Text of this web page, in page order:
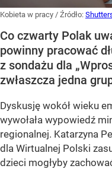
Kobieta w pracy / Źródło:
Co czwarty Polak
powinny pracować
z sondażu dla
zwłaszcza jedna
Dyskusję wokół wieku
wywołała wypowiedź
regionalnej. Katarzyna
dla Wirtualnej Polski
dzieci mogłyby